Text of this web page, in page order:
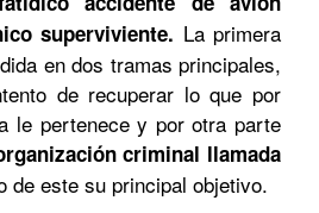
superviviente. La primera
en dos tramas principales,
de recuperar lo que por
le pertenece y por otra parte
criminal llamada
de este su principal objetivo.